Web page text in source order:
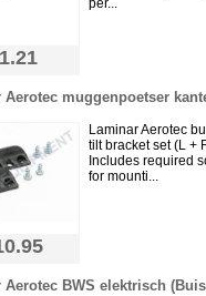
per...
Aerotec muggenpoetser
Laminar Aerotec
tilt bracket set (L +
Includes required
for mounti...
Aerotec BWS elektrisch